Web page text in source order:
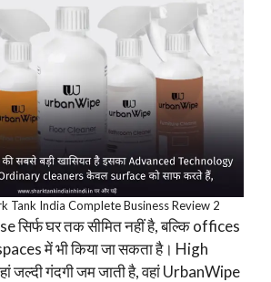
Tank India Complete Business Review 2
सिर्फ घर तक सीमित नहीं है, बल्कि offices
में भी किया जा सकता है। High
गंदगी जम जाती है, वहां UrbanWipe